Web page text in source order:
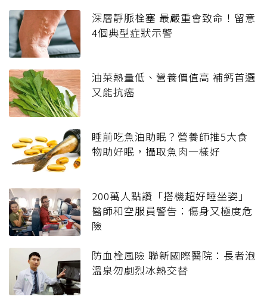
深層靜脈栓塞 最嚴重會致命！留意
4個典型症狀示警
油菜熱量低、營養價值高 補鈣首選
又能抗癌
睡前吃魚油助眠？營養師推5大食
物助好眠，攝取魚肉一樣好
200萬人點讚「搭機超好睡坐姿」
醫師和空服員警告：傷身又極度危
險
防血栓風險 聯新國際醫院：長者泡
溫泉勿劇烈冰熱交替